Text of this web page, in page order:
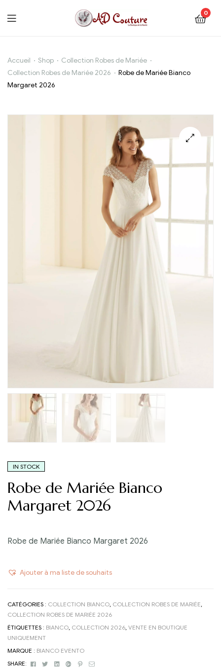
0
Robe
de
Bianco
Accueil Shop
Collection Robes de Mariée
Collection Robes de Mariée 2026
Robe de Mariée Bianco
Margaret 2026
IN STOCK
Robe de Mariée Bianco
Margaret 2026
Robe de Mariée Bianco Margaret 2026
Ajouter à ma liste de souhaits
CATÉGORIES : COLLECTION BIANCO, COLLECTION ROBES DE MARIÉE,
COLLECTION ROBES DE MARIÉE 2026
ÉTIQUETTES : BIANCO, COLLECTION 2026, VENTE EN BOUTIQUE
UNIQUEMENT
MARQUE : BIANCO EVENTO
SHARE:
FacebookTwitterLinkedinGoogle+Pinterest
Email